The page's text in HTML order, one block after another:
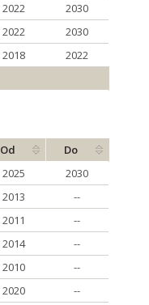
2022
2030
2022
2030
2018
2022
Od
Do
2025
2030
2013
--
2011
--
2014
--
2010
--
2020 --